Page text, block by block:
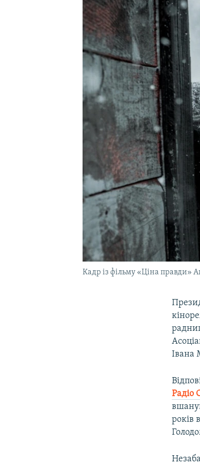
УКРАЇНСЬКА ПРОБЛЕМА КРИМУ
Кадр із фільму «Ціна правди»
Івана
Радіо
років